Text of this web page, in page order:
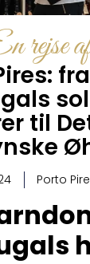
rejse
fra
til
Porto